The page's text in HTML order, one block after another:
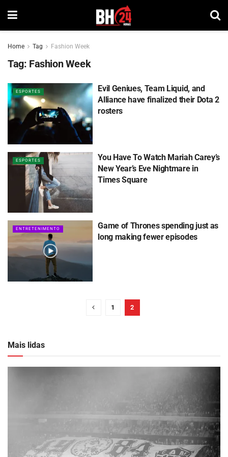
Home Tag Fashion Week
Tag: Fashion Week
ESPORTES
Evil Geniues, Team Liquid, and
Alliance have finalized their Dota 2
rosters
ESPORTES
You Have To Watch Mariah Carey’s
New Year’s Eve Nightmare in
Times Square
ENTRETENIMENTO
Game of Thrones spending just as
long making fewer episodes
1 2
Mais lidas